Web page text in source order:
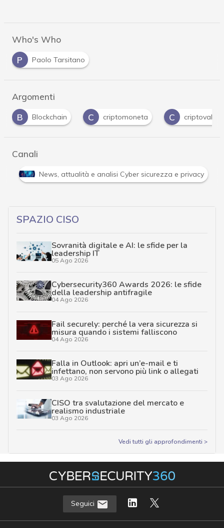
Who's Who
P
Paolo Tarsitano
Argomenti
B
Blockchain C criptomoneta C criptovalute
Canali
News, attualità e analisi Cyber sicurezza e privacy
SPAZIO CISO
Sovranità digitale e AI: le sfide per la
leadership IT
05 Ago 2026
Cybersecurity360 Awards 2026: le sfide
della leadership antifragile
04 Ago 2026
Fail securely: perché la vera sicurezza si
misura quando i sistemi falliscono
04 Ago 2026
Falla in Outlook: apri un’e-mail e ti
infettano, non servono più link o allegati
03 Ago 2026
CISO tra svalutazione del mercato e
realismo industriale
03 Ago 2026
Vedi tutti gli approfondimenti >
Seguici